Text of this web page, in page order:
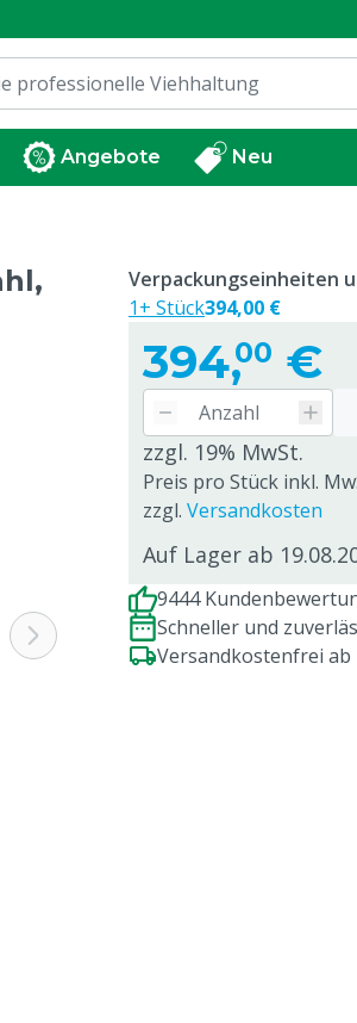
Angebote Neu
394,00 €
zzgl. 19% MwSt.
Preis pro Stück inkl.
zzgl. Versandkosten
Auf Lager ab
Verpackungseinheiten
1+ Stück394,00 €
9444
Schneller und
Versandkostenfrei ab